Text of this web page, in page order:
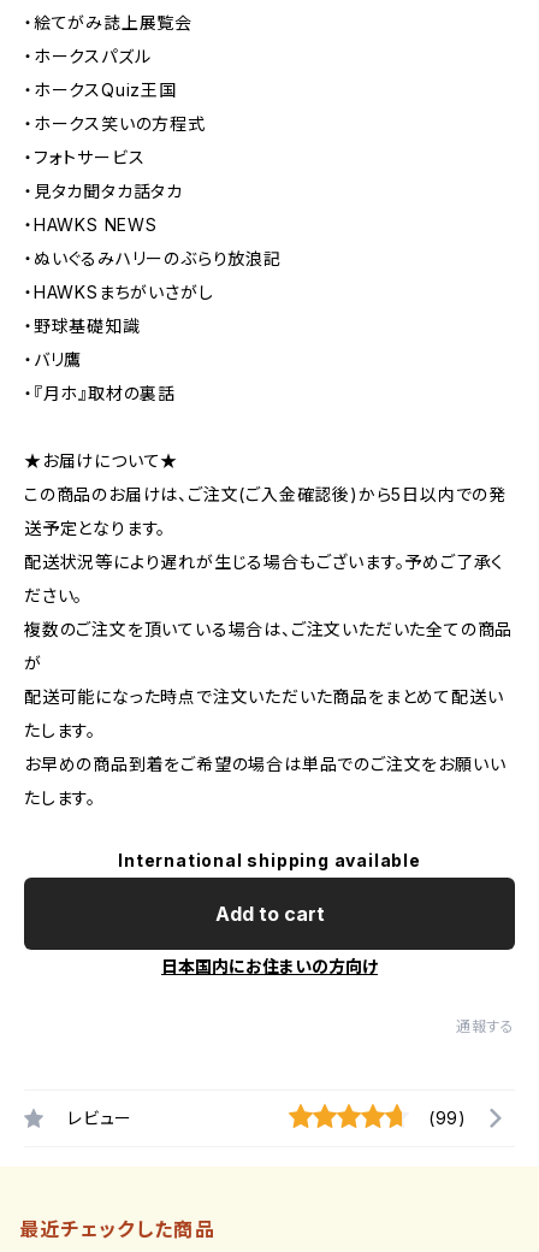
・絵てがみ誌上展覧会
・ホークスパズル
・ホークスQuiz王国
・ホークス笑いの方程式
・フォトサービス
・見タカ聞タカ話タカ
・HAWKS NEWS
・ぬいぐるみハリーのぶらり放浪記
・HAWKSまちがいさがし
・野球基礎知識
・バリ鷹
・『月ホ』取材の裏話
★お届けについて★
この商品のお届けは、ご注文(ご入金確認後)から5日以内での発
送予定となります。
配送状況等により遅れが生じる場合もございます。予めご了承く
ださい。
複数のご注文を頂いている場合は、ご注文いただいた全ての商品
が
配送可能になった時点で注文いただいた商品をまとめて配送い
たします。
お早めの商品到着をご希望の場合は単品でのご注文をお願いい
たします。
International shipping available
Add to cart
日本国内にお住まいの方向け
通報する
レビュー (99)
最近チェックした商品